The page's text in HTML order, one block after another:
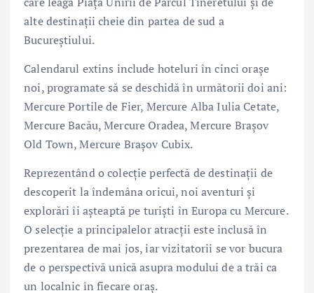
alte destinații cheie din partea de sud a
Bucureștiului.
Calendarul extins include hoteluri în cinci orașe
noi, programate să se deschidă în următorii doi ani:
Mercure Portile de Fier, Mercure Alba Iulia Cetate,
Mercure Bacău, Mercure Oradea, Mercure Brașov
Old Town, Mercure Brașov Cubix.
Reprezentând o colecție perfectă de destinații de
descoperit la îndemâna oricui, noi aventuri și
explorări îi așteaptă pe turiști în Europa cu Mercure.
O selecție a principalelor atracții este inclusă în
prezentarea de mai jos, iar vizitatorii se vor bucura
de o perspectivă unică asupra modului de a trăi ca
un localnic în fiecare oraș.